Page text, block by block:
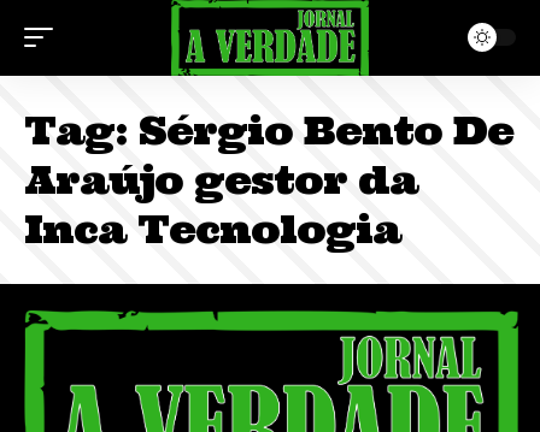
Tag: Sérgio Bento De
Araújo gestor da
Inca Tecnologia